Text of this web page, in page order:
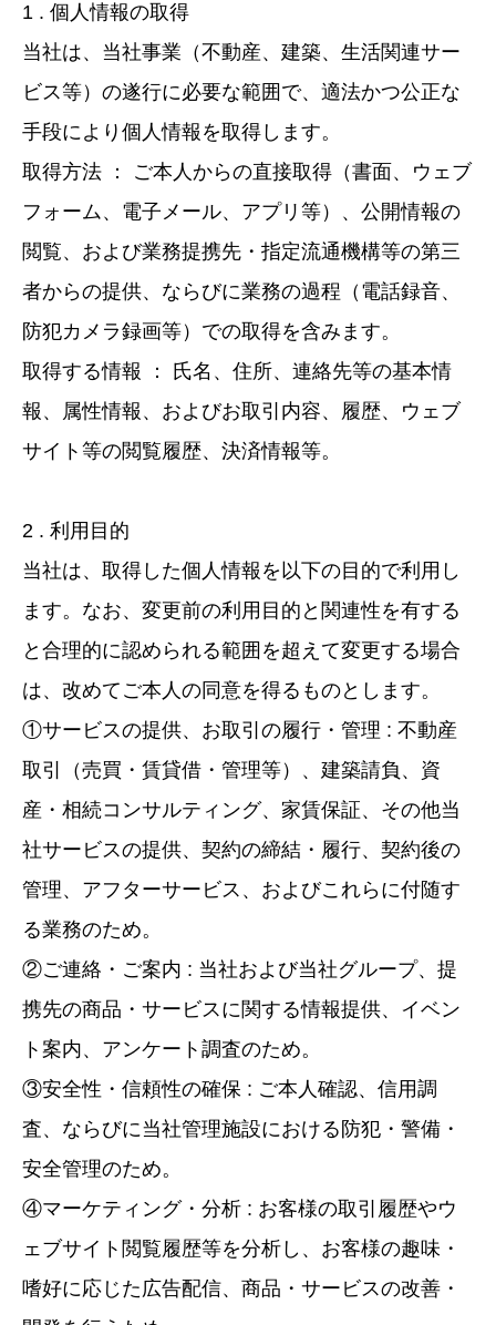
1 . 個人情報の取得
当社は、当社事業（不動産、建築、生活関連サー
ビス等）の遂行に必要な範囲で、適法かつ公正な
手段により個人情報を取得します。
取得方法 ： ご本人からの直接取得（書面、ウェブ
フォーム、電子メール、アプリ等）、公開情報の
閲覧、および業務提携先・指定流通機構等の第三
者からの提供、ならびに業務の過程（電話録音、
防犯カメラ録画等）での取得を含みます。
取得する情報 ： 氏名、住所、連絡先等の基本情
報、属性情報、およびお取引内容、履歴、ウェブ
サイト等の閲覧履歴、決済情報等。
2 . 利用目的
当社は、取得した個人情報を以下の目的で利用し
ます。なお、変更前の利用目的と関連性を有する
と合理的に認められる範囲を超えて変更する場合
は、改めてご本人の同意を得るものとします。
①サービスの提供、お取引の履行・管理 : 不動産
取引（売買・賃貸借・管理等）、建築請負、資
産・相続コンサルティング、家賃保証、その他当
社サービスの提供、契約の締結・履行、契約後の
管理、アフターサービス、およびこれらに付随す
る業務のため。
②ご連絡・ご案内 : 当社および当社グループ、提
携先の商品・サービスに関する情報提供、イベン
ト案内、アンケート調査のため。
③安全性・信頼性の確保 : ご本人確認、信用調
査、ならびに当社管理施設における防犯・警備・
安全管理のため。
④マーケティング・分析 : お客様の取引履歴やウ
ェブサイト閲覧履歴等を分析し、お客様の趣味・
嗜好に応じた広告配信、商品・サービスの改善・